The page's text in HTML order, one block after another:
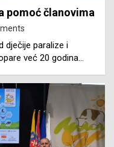
pomoć članovima
dječije paralize i
već 20 godina…